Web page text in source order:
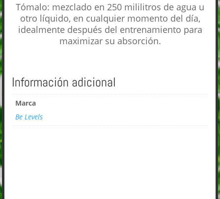
Tómalo: mezclado en 250 mililitros de agua u
otro líquido, en cualquier momento del día,
idealmente después del entrenamiento para
maximizar su absorción.
Información adicional
Marca
Be Levels